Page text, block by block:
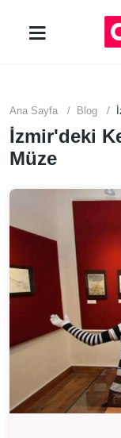
Ana Sayfa Blog
İzmir'deki
Müze